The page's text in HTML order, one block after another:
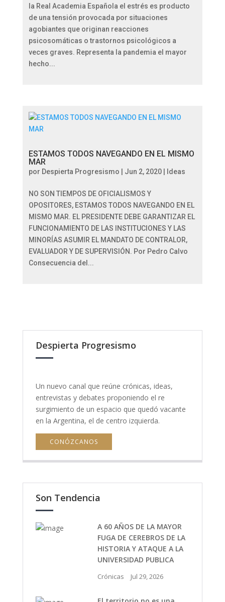
la Real Academia Española el estrés es producto
de una tensión provocada por situaciones
agobiantes que originan reacciones
psicosomáticas o trastornos psicológicos a
veces graves. Representa la pandemia el mayor
hecho...
ESTAMOS TODOS NAVEGANDO EN EL MISMO
MAR
por Despierta Progresismo Jun 2, 2020| Ideas
NO SON TIEMPOS DE OFICIALISMOS Y
OPOSITORES, ESTAMOS TODOS NAVEGANDO EN EL
MISMO MAR. EL PRESIDENTE DEBE GARANTIZAR EL
FUNCIONAMIENTO DE LAS INSTITUCIONES Y LAS
MINORÍAS ASUMIR EL MANDATO DE CONTRALOR,
EVALUADOR Y DE SUPERVISIÓN. Por Pedro Calvo
Consecuencia del...
Despierta Progresismo
Un nuevo canal que reúne crónicas, ideas,
entrevistas y debates proponiendo el re
surgimiento de un espacio que quedó vacante
en la Argentina, el de centro izquierda.
CONÓZCANOS
Son Tendencia
A 60 AÑOS DE LA MAYOR
FUGA DE CEREBROS DE LA
HISTORIA Y ATAQUE A LA
UNIVERSIDAD PUBLICA
Crónicas Jul 29, 2026